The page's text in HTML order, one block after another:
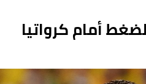
أمام كرواتيا